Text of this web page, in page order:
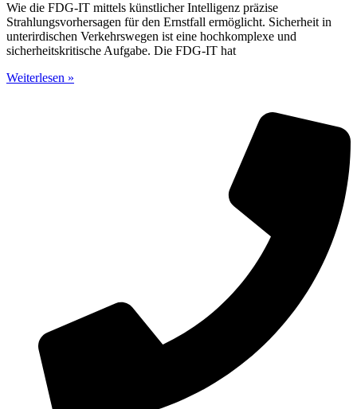
Wie die FDG-IT mittels künstlicher Intelligenz präzise
Strahlungsvorhersagen für den Ernstfall ermöglicht. Sicherheit in
unterirdischen Verkehrswegen ist eine hochkomplexe und
sicherheitskritische Aufgabe. Die FDG-IT hat
Weiterlesen »